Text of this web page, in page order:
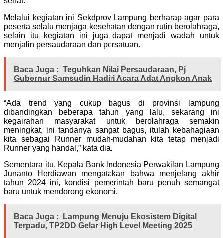
Melalui kegiatan ini Sekdprov Lampung berharap agar para
peserta selalu menjaga kesehatan dengan rutin berolahraga,
selain itu kegiatan ini juga dapat menjadi wadah untuk
menjalin persaudaraan dan persatuan.
Baca Juga : Teguhkan Nilai Persaudaraan, Pj
Gubernur Samsudin Hadiri Acara Adat Angkon Anak
“Ada trend yang cukup bagus di provinsi lampung
dibandingkan beberapa tahun yang lalu, sekarang ini
kegairahan masyarakat untuk berolahraga semakin
meningkat, ini tandanya sangat bagus, itulah kebahagiaan
kita sebagai Runner mudah-mudahan kita tetap menjadi
Runner yang handal,” kata dia.
Sementara itu, Kepala Bank Indonesia Perwakilan Lampung
Junanto Herdiawan mengatakan bahwa menjelang akhir
tahun 2024 ini, kondisi pemerintah baru penuh semangat
baru untuk mendorong ekonomi.
Baca Juga :
Lampung Menuju Ekosistem Digital
Terpadu, TP2DD Gelar High Level Meeting 2025